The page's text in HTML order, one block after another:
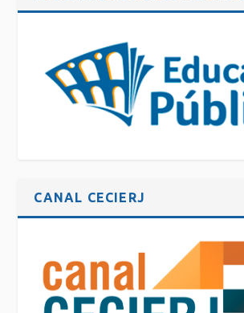
CANAL CECIERJ